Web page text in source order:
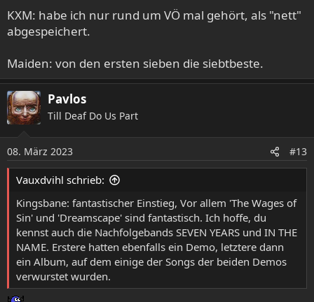
Ich liebe diese Platte sehr, sie steht sogar auf Vinyl im
Regal, und das passiert bei mir nach Anfang der
überirdische Gitarrenspiel von George Lynch. Dieser Kerl
hat einfach immer was zu sagen, egal, was er tut. Wie
herrlich vebinden sich seine teilweise skurrilen,
ultraproggigen Riffs mit dem knurrigen Zerrbass von
Doug Pinnick! Der Gesang aller Herrschaften gemeinsam
erinnert zwar eher an eine angealterte Kapuzenbande, die
die Weltverschwörung (aber in echt!) vorbereitet, sei´s
drum. Heavy, rockig, Instrumentalspuren schön
geschichtet. Vertikaler Prog.
Platz 98:
KXM: habe ich nur rund um VÖ mal gehört, als "nett"
abgespeichert.
Maiden: von den ersten sieben die siebtbeste.
Pavlos
Till Deaf Do Us Part
08. März 2023 #13
Vauxdvihl schrieb:
Kingsbane: fantastischer Einstieg, Vor allem 'The Wages of
Sin' und 'Dreamscape' sind fantastisch. Ich hoffe, du
kennst auch die Nachfolgebands SEVEN YEARS und IN THE
NAME. Erstere hatten ebenfalls ein Demo, letztere dann
ein Album, auf dem einige der Songs der beiden Demos
verwurstet wurden.